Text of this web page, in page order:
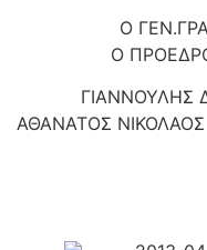
Ο
Ο
ΑΘΑΝΑΤΟΣ ΝΙΚΟΛΑΟΣ